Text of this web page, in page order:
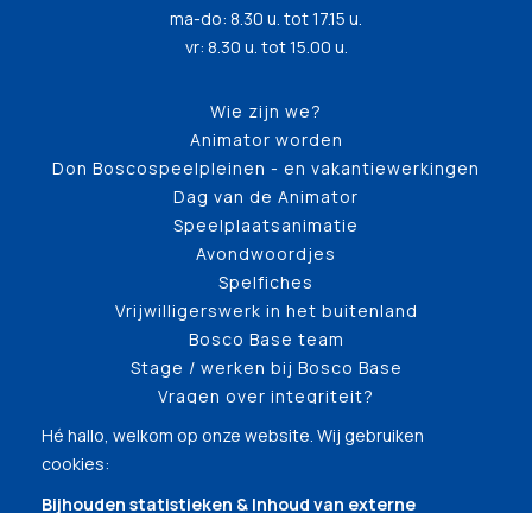
ma-do: 8.30 u. tot 17.15 u.
vr: 8.30 u. tot 15.00 u.
Wie zijn we?
Animator worden
Don Boscospeelpleinen - en vakantiewerkingen
Dag van de Animator
Speelplaatsanimatie
Avondwoordjes
Spelfiches
Vrijwilligerswerk in het buitenland
Bosco Base team
Stage / werken bij Bosco Base
Vragen over integriteit?
Hé hallo, welkom op onze website. Wij gebruiken
cookies:
Bijhouden statistieken & Inhoud van externe